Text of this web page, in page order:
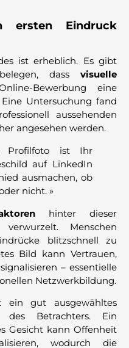
ersten Eindruck
ist erheblich. Es gibt
dass visuelle
Bewerbung eine
Untersuchung fand
aussehenden
angesehen werden.
Profilfoto ist Ihr
auf LinkedIn
ausmachen, ob
nicht. »
hinter dieser
Menschen
blitzschnell zu
Bild kann Vertrauen,
– essentielle
Netzwerkbildung.
ein gut ausgewähltes
Betrachters. Ein
Gesicht kann Offenheit
wodurch die